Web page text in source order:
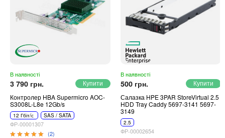
В наявності
3 790 грн.
Контролер HBA Supermicro AOC-
S3008L-L8e 12Gb/s
12 Гбіт/с SAS / SATA
ФР-00001307
(2)
В наявності
500 грн.
Салазка HPE 3PAR StoreVirtual 2.5
HDD Tray Caddy 5697-3141 5697-
3149
2.5
ФР-00002654